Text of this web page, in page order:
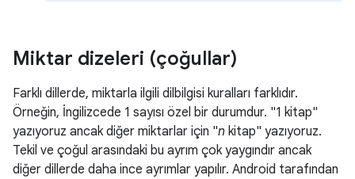
Miktar dizeleri (çoğullar)
Farklı dillerde, miktarla ilgili dilbilgisi kuralları farklıdır.
Örneğin, İngilizcede 1 sayısı özel bir durumdur. "1 kitap"
yazıyoruz ancak diğer miktarlar için "n kitap" yazıyoruz.
Tekil ve çoğul arasındaki bu ayrım çok yaygındır ancak
diğer dillerde daha ince ayrımlar yapılır. Android tarafından